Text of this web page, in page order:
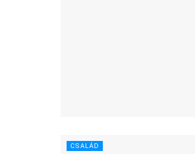
CSALÁD